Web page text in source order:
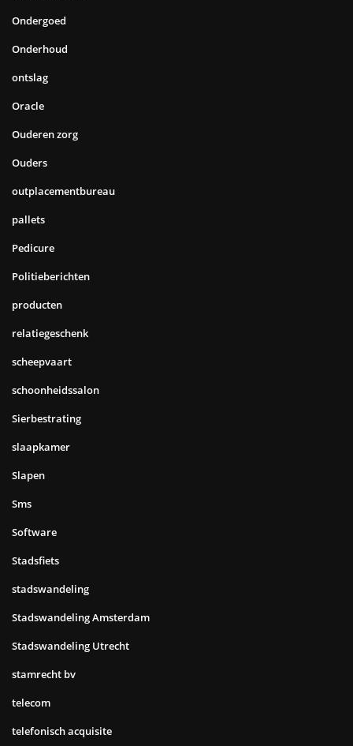
Ondergoed
Onderhoud
ontslag
Oracle
Ouderen zorg
Ouders
outplacementbureau
pallets
Pedicure
Politieberichten
producten
relatiegeschenk
scheepvaart
schoonheidssalon
Sierbestrating
slaapkamer
Slapen
Sms
Software
Stadsfiets
stadswandeling
Stadswandeling Amsterdam
Stadswandeling Utrecht
stamrecht bv
telecom
telefonisch acquisite